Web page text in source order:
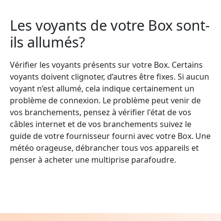
Les voyants de votre Box sont-
ils allumés?
Vérifier les voyants présents sur votre Box. Certains
voyants doivent clignoter, d’autres être fixes. Si aucun
voyant n’est allumé, cela indique certainement un
problème de connexion. Le problème peut venir de
vos branchements, pensez à vérifier l'état de vos
câbles internet et de vos branchements suivez le
guide de votre fournisseur fourni avec votre Box. Une
météo orageuse, débrancher tous vos appareils et
penser à acheter une multiprise parafoudre.